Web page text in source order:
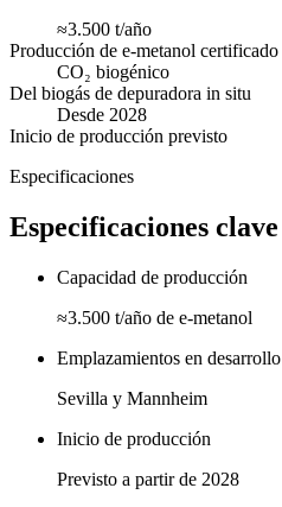
≈3.500 t/año
Producción de e-metanol certificado
CO₂ biogénico
Del biogás de depuradora in situ
Desde 2028
Inicio de producción previsto
Especificaciones
Especificaciones clave
Capacidad de producción
≈3.500 t/año de e-metanol
Emplazamientos en desarrollo
Sevilla y Mannheim
Inicio de producción
Previsto a partir de 2028